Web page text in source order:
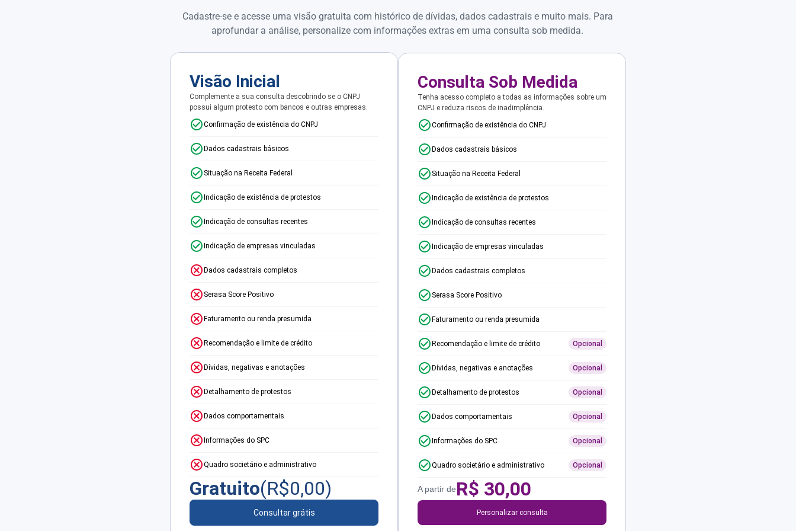
Cadastre-se e acesse uma visão gratuita com histórico de dívidas, dados cadastrais e muito mais. Para
aprofundar a análise, personalize com informações extras em uma consulta sob medida.
Visão Inicial
Complemente a sua consulta descobrindo se o CNPJ
possui algum protesto com bancos e outras empresas.
Confirmação de existência do CNPJ
Dados cadastrais básicos
Situação na Receita Federal
Indicação de existência de protestos
Indicação de consultas recentes
Indicação de empresas vinculadas
Dados cadastrais completos
Serasa Score Positivo
Faturamento ou renda presumida
Recomendação e limite de crédito
Dívidas, negativas e anotações
Detalhamento de protestos
Dados comportamentais
Informações do SPC
Quadro societário e administrativo
Gratuito(R$0,00)
Consultar grátis
Consulta Sob Medida
Tenha acesso completo a todas as informações sobre um
CNPJ e reduza riscos de inadimplência.
Confirmação de existência do CNPJ
Dados cadastrais básicos
Situação na Receita Federal
Indicação de existência de protestos
Indicação de consultas recentes
Indicação de empresas vinculadas
Dados cadastrais completos
Serasa Score Positivo
Faturamento ou renda presumida
Recomendação e limite de crédito Opcional
Dívidas, negativas e anotações Opcional
Detalhamento de protestos Opcional
Dados comportamentais Opcional
Informações do SPC Opcional
Quadro societário e administrativo Opcional
A partir deR$ 30,00
Personalizar consulta